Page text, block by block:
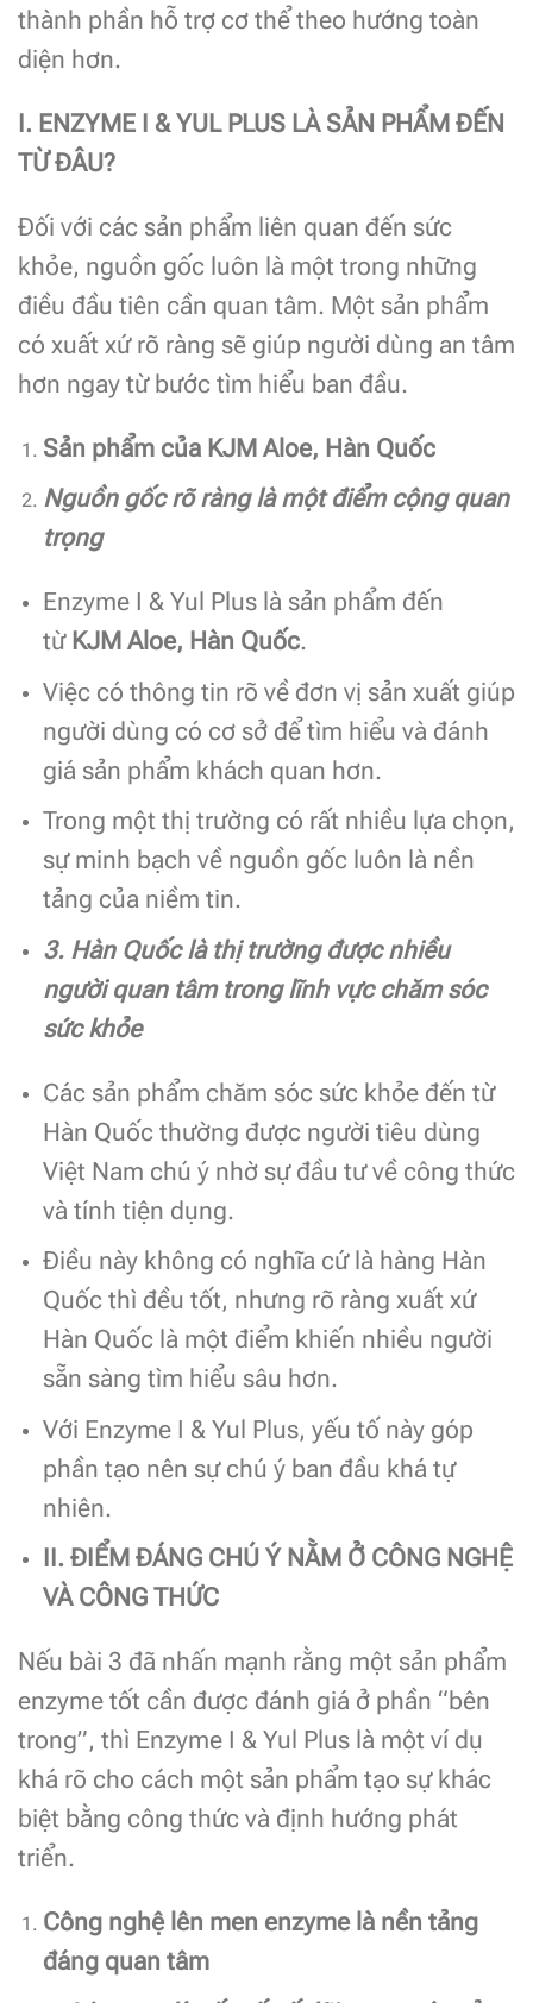
thành phần hỗ trợ cơ thể theo hướng toàn
diện hơn.
I. ENZYME I & YUL PLUS LÀ SẢN PHẨM ĐẾN
TỪ ĐÂU?
Đối với các sản phẩm liên quan đến sức
khỏe, nguồn gốc luôn là một trong những
điều đầu tiên cần quan tâm. Một sản phẩm
có xuất xứ rõ ràng sẽ giúp người dùng an tâm
hơn ngay từ bước tìm hiểu ban đầu.
Sản phẩm của KJM Aloe, Hàn Quốc
Nguồn gốc rõ ràng là một điểm cộng quan
trọng
Enzyme I & Yul Plus là sản phẩm đến
từ KJM Aloe, Hàn Quốc.
Việc có thông tin rõ về đơn vị sản xuất giúp
người dùng có cơ sở để tìm hiểu và đánh
giá sản phẩm khách quan hơn.
Trong một thị trường có rất nhiều lựa chọn,
sự minh bạch về nguồn gốc luôn là nền
tảng của niềm tin.
3. Hàn Quốc là thị trường được nhiều
người quan tâm trong lĩnh vực chăm sóc
sức khỏe
Các sản phẩm chăm sóc sức khỏe đến từ
Hàn Quốc thường được người tiêu dùng
Việt Nam chú ý nhờ sự đầu tư về công thức
và tính tiện dụng.
Điều này không có nghĩa cứ là hàng Hàn
Quốc thì đều tốt, nhưng rõ ràng xuất xứ
Hàn Quốc là một điểm khiến nhiều người
sẵn sàng tìm hiểu sâu hơn.
Với Enzyme I & Yul Plus, yếu tố này góp
phần tạo nên sự chú ý ban đầu khá tự
nhiên.
II. ĐIỂM ĐÁNG CHÚ Ý NẰM Ở CÔNG NGHỆ
VÀ CÔNG THỨC
Nếu bài 3 đã nhấn mạnh rằng một sản phẩm
enzyme tốt cần được đánh giá ở phần “bên
trong”, thì Enzyme I & Yul Plus là một ví dụ
khá rõ cho cách một sản phẩm tạo sự khác
biệt bằng công thức và định hướng phát
triển.
Công nghệ lên men enzyme là nền tảng
đáng quan tâm